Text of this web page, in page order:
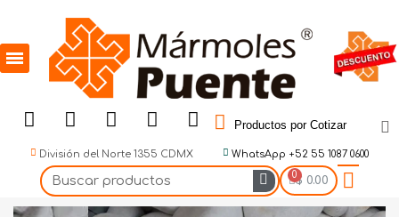
Productos por Cotizar
División del Norte 1355 CDMX WhatsApp +52 55 1087 0600
$ 0.00